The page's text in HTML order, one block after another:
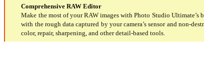
Comprehensive RAW Editor
Make the most of your RAW images with Photo Studio
with the rough data captured by your camera’s sensor and non-
color, repair, sharpening, and other detail-based tools.